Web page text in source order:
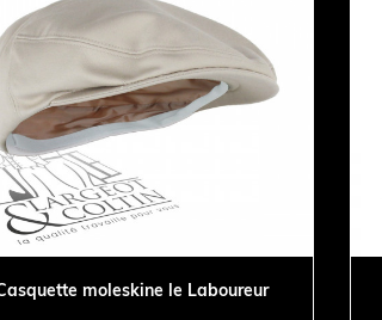
moleskine le Laboureur